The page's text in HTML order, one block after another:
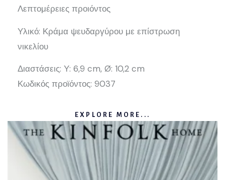
Λεπτομέρειες προιόντος
Υλικό: Κράμα ψευδαργύρου με επίστρωση
νικελίου
Διαστάσεις: Υ: 6,9 cm, Ø: 10,2 cm
Κωδικός προϊόντος: 9037
EXPLORE MORE...